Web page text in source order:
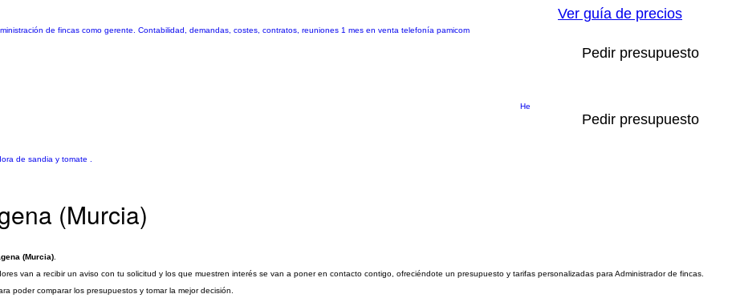
de fincas como gerente. Contabilidad, demandas, costes, contratos, reuniones 1 mes en venta telefonía pamicom
Pedir presupuesto
He
de sandia y tomate .
Pedir presupuesto
Ver guía de precios
(Murcia)
(Murcia)
van a recibir un aviso con tu solicitud y los que muestren interés se van a poner en contacto contigo, ofreciéndote un presupuesto y tarifas personalizadas para Administrador de fincas.
poder comparar los presupuestos y tomar la mejor decisión.